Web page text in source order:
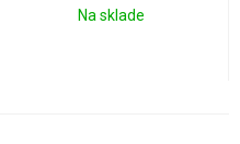
Na sklade